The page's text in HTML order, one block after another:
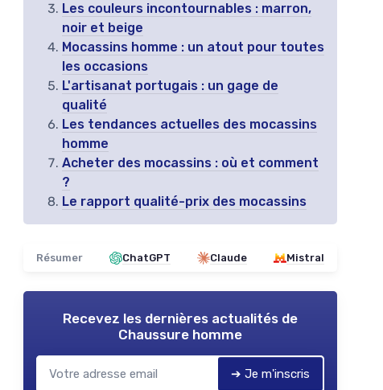
Les couleurs incontournables : marron,
noir et beige
Mocassins homme : un atout pour toutes
les occasions
L'artisanat portugais : un gage de
qualité
Les tendances actuelles des mocassins
homme
Acheter des mocassins : où et comment
?
Le rapport qualité-prix des mocassins
Résumer ChatGPT Claude Mistral
Recevez les dernières actualités de
Chaussure homme
➔ Je m'inscris